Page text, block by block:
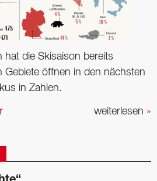
hat die Skisaison bereits
Gebiete öffnen in den nächsten
in Zahlen.
weiterlesen »